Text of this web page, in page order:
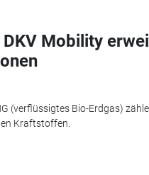
Mobility
(verflüssigtes Bio-Erdgas)
Kraftstoffen.